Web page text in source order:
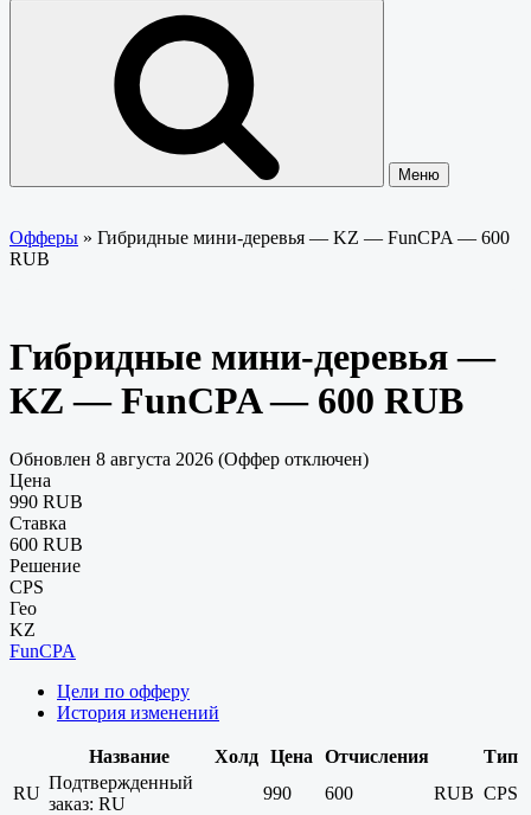
Меню
Офферы » Гибридные мини-деревья — KZ — FunCPA — 600
RUB
Гибридные мини-деревья —
KZ — FunCPA — 600 RUB
Обновлен 8 августа 2026 (Оффер отключен)
Цена
990 RUB
Ставка
600 RUB
Решение
CPS
Гео
KZ
FunCPA
Цели по офферу
История изменений
Название Холд Цена Отчисления
Тип
RU
Подтвержденный
заказ: RU
990 600 RUB CPS